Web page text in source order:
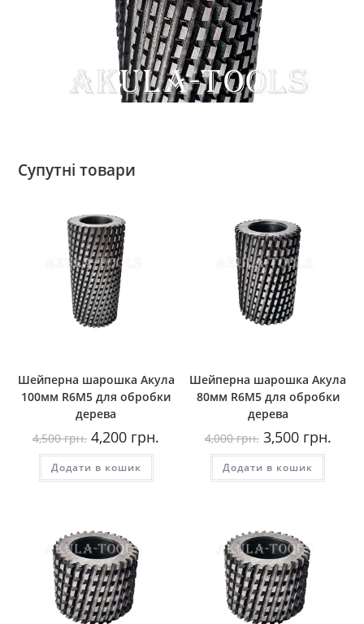
Супутні товари
Шейперна шарошка Акула
100мм R6М5 для обробки
дерева
4,500грн. Оригінальна
ціна:
4,500
грн..
4,200 грн. Поточна
Додати в кошик
Шейперна шарошка Акула
80мм R6М5 для обробки
дерева
4,000грн. Оригінальна
ціна:
4,000
грн..
3,500грн.ціна:
Додати в кошик